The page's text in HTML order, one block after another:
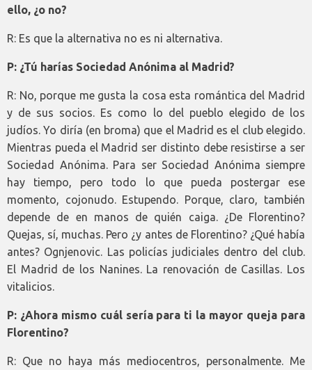
ello, ¿o no?
R: Es que la alternativa no es ni alternativa.
P: ¿Tú harías Sociedad Anónima al Madrid?
R: No, porque me gusta la cosa esta romántica del Madrid
y de sus socios. Es como lo del pueblo elegido de los
judíos. Yo diría (en broma) que el Madrid es el club elegido.
Mientras pueda el Madrid ser distinto debe resistirse a ser
Sociedad Anónima. Para ser Sociedad Anónima siempre
hay tiempo, pero todo lo que pueda postergar ese
momento, cojonudo. Estupendo. Porque, claro, también
depende de en manos de quién caiga. ¿De Florentino?
Quejas, sí, muchas. Pero ¿y antes de Florentino? ¿Qué había
antes? Ognjenovic. Las policías judiciales dentro del club.
El Madrid de los Nanines. La renovación de Casillas. Los
vitalicios.
P: ¿Ahora mismo cuál sería para ti la mayor queja para
Florentino?
R: Que no haya más mediocentros, personalmente. Me